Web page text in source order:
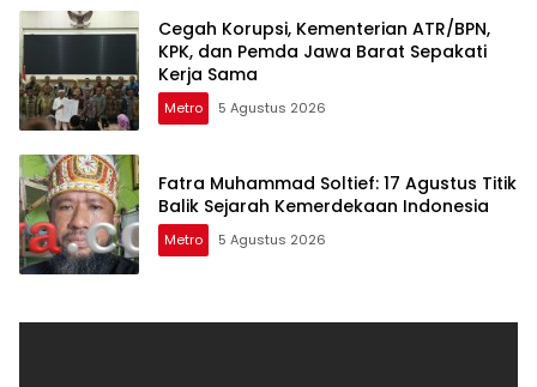
Cegah Korupsi, Kementerian ATR/BPN,
KPK, dan Pemda Jawa Barat Sepakati
Kerja Sama
Metro 5 Agustus 2026
Fatra Muhammad Soltief: 17 Agustus Titik
Balik Sejarah Kemerdekaan Indonesia
Metro 5 Agustus 2026